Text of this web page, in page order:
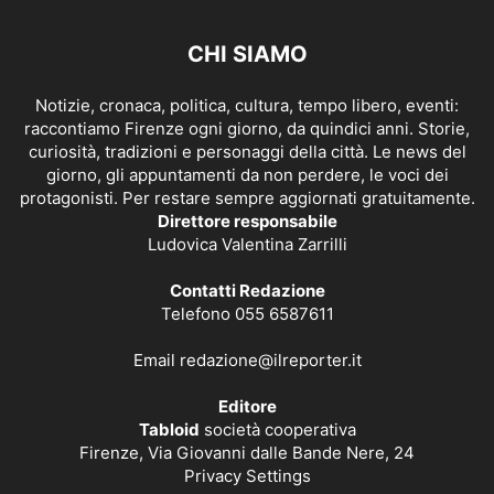
CHI SIAMO
Notizie, cronaca, politica, cultura, tempo libero, eventi:
raccontiamo Firenze ogni giorno, da quindici anni. Storie,
curiosità, tradizioni e personaggi della città. Le news del
giorno, gli appuntamenti da non perdere, le voci dei
protagonisti. Per restare sempre aggiornati gratuitamente.
Direttore responsabile
Ludovica Valentina Zarrilli
Contatti Redazione
Telefono 055 6587611
Email redazione@ilreporter.it
Editore
Tabloid società cooperativa
Firenze, Via Giovanni dalle Bande Nere, 24
Privacy Settings